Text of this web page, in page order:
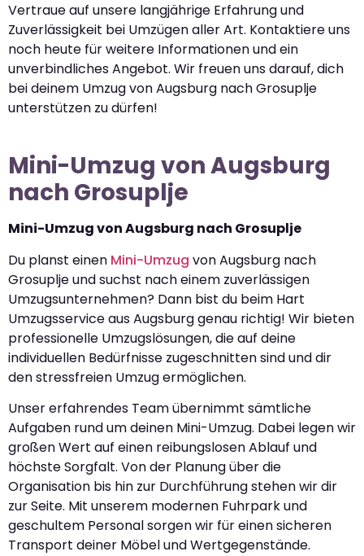
Vertraue auf unsere langjährige Erfahrung und
Zuverlässigkeit bei Umzügen aller Art. Kontaktiere uns
noch heute für weitere Informationen und ein
unverbindliches Angebot. Wir freuen uns darauf, dich
bei deinem Umzug von Augsburg nach Grosuplje
unterstützen zu dürfen!
Mini-Umzug von Augsburg
nach Grosuplje
Mini-Umzug von Augsburg nach Grosuplje
Du planst einen Mini-Umzug von Augsburg nach
Grosuplje und suchst nach einem zuverlässigen
Umzugsunternehmen? Dann bist du beim Hart
Umzugsservice aus Augsburg genau richtig! Wir bieten
professionelle Umzugslösungen, die auf deine
individuellen Bedürfnisse zugeschnitten sind und dir
den stressfreien Umzug ermöglichen.
Unser erfahrendes Team übernimmt sämtliche
Aufgaben rund um deinen Mini-Umzug. Dabei legen wir
großen Wert auf einen reibungslosen Ablauf und
höchste Sorgfalt. Von der Planung über die
Organisation bis hin zur Durchführung stehen wir dir
zur Seite. Mit unserem modernen Fuhrpark und
geschultem Personal sorgen wir für einen sicheren
Transport deiner Möbel und Wertgegenstände.